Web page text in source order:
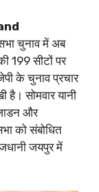
चुनाव में अब
199 सीटों पर
के चुनाव प्रचार
है। सोमवार यानी
और
को संबोधित
जयपुर में